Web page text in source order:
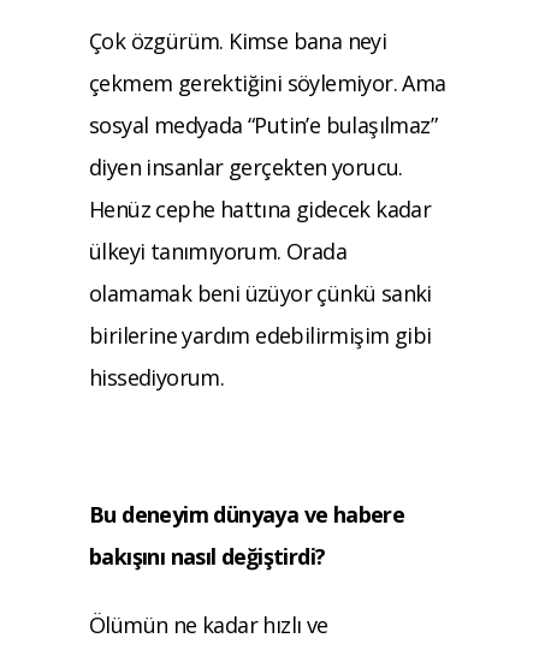
Çok özgürüm. Kimse bana neyi
çekmem gerektiğini söylemiyor. Ama
sosyal medyada “Putin’e bulaşılmaz”
diyen insanlar gerçekten yorucu.
Henüz cephe hattına gidecek kadar
ülkeyi tanımıyorum. Orada
olamamak beni üzüyor çünkü sanki
birilerine yardım edebilirmişim gibi
hissediyorum.
Bu deneyim dünyaya ve habere
bakışını nasıl değiştirdi?
Ölümün ne kadar hızlı ve